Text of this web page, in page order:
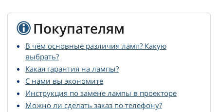
Покупателям
В чём основные различия ламп? Какую
выбрать?
Какая гарантия на лампы?
С нами вы экономите
Инструкция по замене лампы в проекторе
Можно ли сделать заказ по телефону?